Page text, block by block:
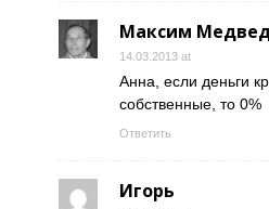
Максим
14.03.2013 at
Анна, если деньги
собственные, то 0%
Ответить
Игорь